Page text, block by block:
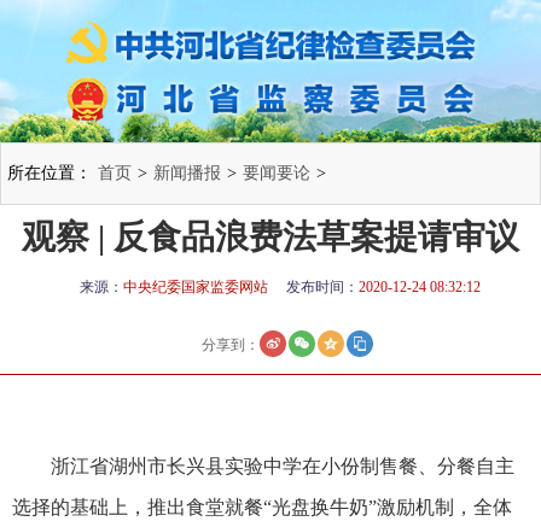
所在位置： 首页 > 新闻播报 > 要闻要论 >
观察 | 反食品浪费法草案提请审议
来源： 中央纪委国家监委网站 发布时间： 2020-12-24 08:32:12
分享到：
浙江省湖州市长兴县实验中学在小份制售餐、分餐自主
选择的基础上，推出食堂就餐“光盘换牛奶”激励机制，全体